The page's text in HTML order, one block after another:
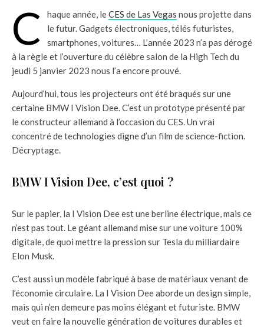
C haque année, leCES de Las Vegas nous projette dans
le futur. Gadgets électroniques, télés futuristes,
smartphones, voitures… L’année 2023 n’a pas dérogé
à la règle et l’ouverture du célèbre salon de la High Tech du
jeudi 5 janvier 2023 nous l’a encore prouvé.
Aujourd’hui, tous les projecteurs ont été braqués sur une
certaine BMW I Vision Dee. C’est un prototype présenté par
le constructeur allemand à l’occasion du CES. Un vrai
concentré de technologies digne d’un film de science-fiction.
Décryptage.
BMW I Vision Dee, c’est quoi ?
Sur le papier, la I Vision Dee est une berline électrique, mais ce
n’est pas tout. Le géant allemand mise sur une voiture 100%
digitale, de quoi mettre la pression sur Tesla du milliardaire
Elon Musk.
C’est aussi un modèle fabriqué à base de matériaux venant de
l’économie circulaire. La I Vision Dee aborde un design simple,
mais qui n’en demeure pas moins élégant et futuriste. BMW
veut en faire la nouvelle génération de voitures durables et